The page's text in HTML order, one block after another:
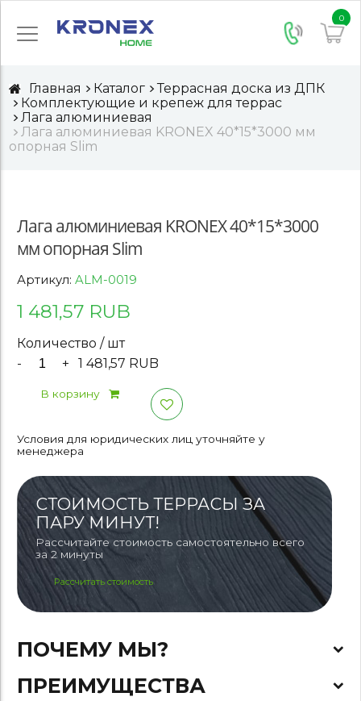
0
Главная Каталог
Террасная доска из ДПК
Комплектующие и крепеж для террас
Лага алюминиевая
Лага алюминиевая KRONEX 40*15*3000 мм
опорная Slim
Лага алюминиевая KRONEX 40*15*3000
мм опорная Slim
Артикул: ALM-0019
1 481,57 RUB
Количество / шт
-
+ 1 481,57 RUB
В корзину
Условия для юридических лиц уточняйте у
менеджера
СТОИМОСТЬ ТЕРРАСЫ ЗА
ПАРУ МИНУТ!
Рассчитайте стоимость самостоятельно всего
за 2 минуты
Рассчитать стоимость
ПОЧЕМУ МЫ?
ПРЕИМУЩЕСТВА